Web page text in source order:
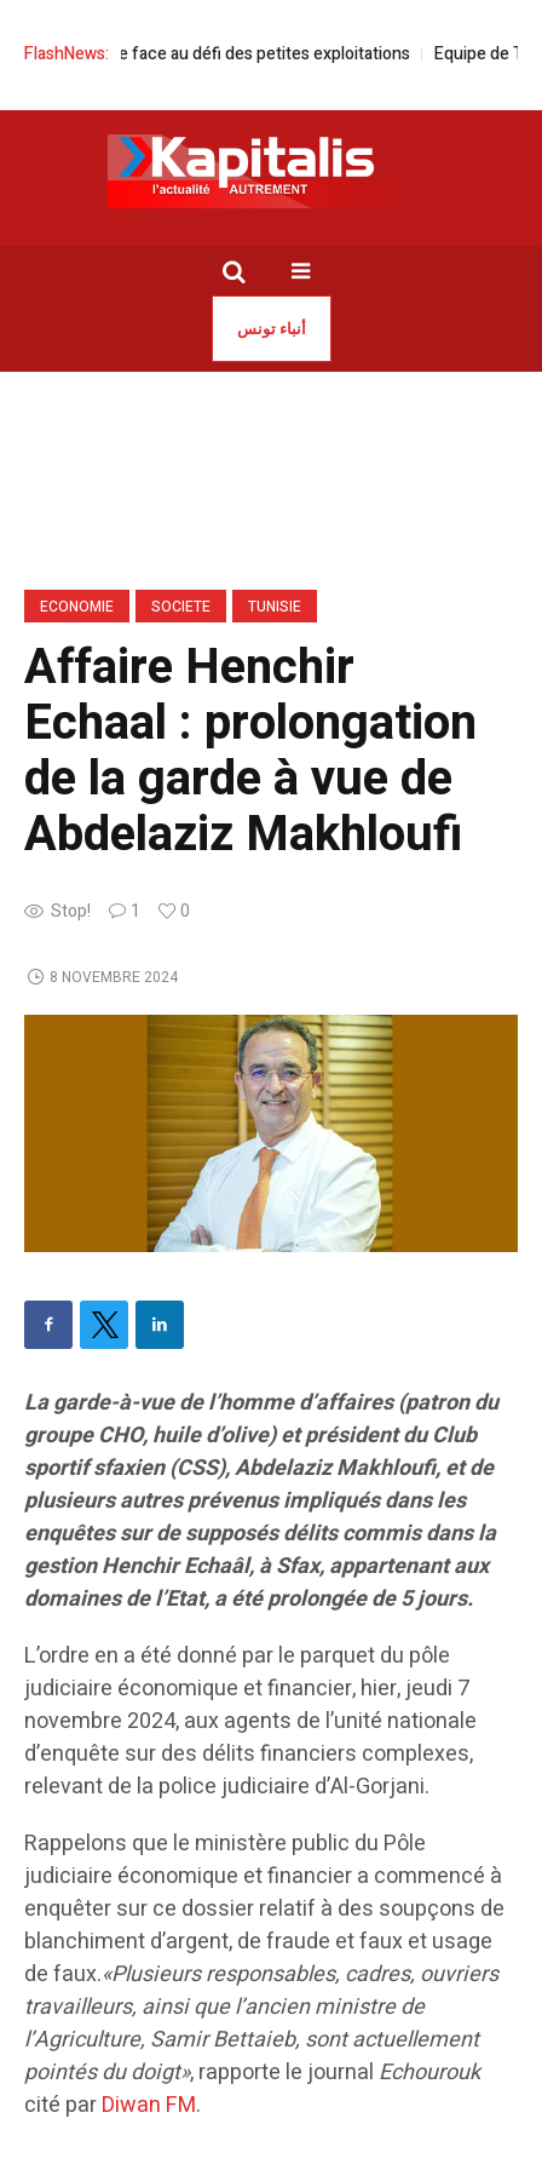
FlashNews:face au défi des petites exploitations Equipe de Tunisie
أنباء تونس
ECONOMIE SOCIETE TUNISIE
Affaire Henchir
Echaal : prolongation
de la garde à vue de
Abdelaziz Makhloufi
Stop! 1 0
8 NOVEMBRE 2024
La garde-à-vue de l’homme d’affaires (patron du
groupe CHO, huile d’olive) et président du Club
sportif sfaxien (CSS), Abdelaziz Makhloufi, et de
plusieurs autres prévenus impliqués dans les
enquêtes sur de supposés délits commis dans la
gestion Henchir Echaâl, à Sfax, appartenant aux
domaines de l’Etat, a été prolongée de 5 jours.
L’ordre en a été donné par le parquet du pôle
judiciaire économique et financier, hier, jeudi 7
novembre 2024, aux agents de l’unité nationale
d’enquête sur des délits financiers complexes,
relevant de la police judiciaire d’Al-Gorjani.
Rappelons que le ministère public du Pôle
judiciaire économique et financier a commencé à
enquêter sur ce dossier relatif à des soupçons de
blanchiment d’argent, de fraude et faux et usage
de faux.«Plusieurs responsables, cadres, ouvriers
travailleurs, ainsi que l’ancien ministre de
l’Agriculture, Samir Bettaieb, sont actuellement
pointés du doigt», rapporte le journal Echourouk
cité parDiwan FM.